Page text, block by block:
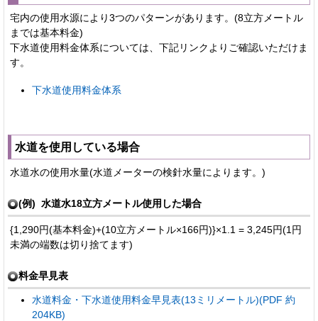
宅内の使用水源により3つのパターンがあります。(8立方メートル
までは基本料金)
下水道使用料金体系については、下記リンクよりご確認いただけま
す。
下水道使用料金体系
水道を使用している場合
水道水の使用水量(水道メーターの検針水量によります。)
(例) 水道水18立方メートル使用した場合
{1,290円(基本料金)+(10立方メートル×166円)}×1.1 = 3,245円(1円
未満の端数は切り捨てます)
料金早見表
水道料金・下水道使用料金早見表(13ミリメートル)(PDF 約
204KB)